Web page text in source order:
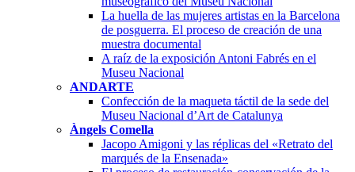
La huella de las mujeres artistas en la Barcelona
de posguerra. El proceso de creación de una
muestra documental
A raíz de la exposición Antoni Fabrés en el
Museu Nacional
ANDARTE
Confección de la maqueta táctil de la sede del
Museu Nacional d’Art de Catalunya
Àngels Comella
Jacopo Amigoni y las réplicas del «Retrato del
marqués de la Ensenada»